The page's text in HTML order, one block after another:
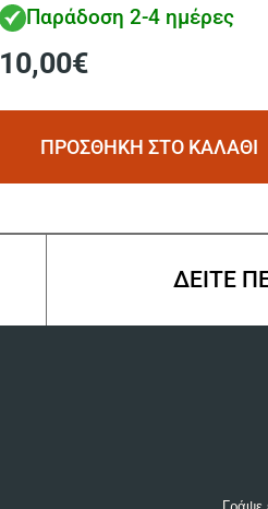
Παράδοση 2-4 ημέρες
10,00€
ΠΡΟΣΘΗΚΗ ΣΤΟ ΚΑΛΑΘΙ
ΔΕΙΤΕ